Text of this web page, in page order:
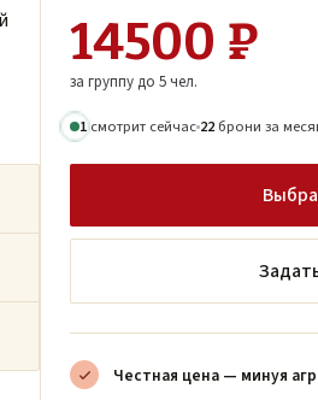
14500 ₽
за группу до 5 чел.
1 смотрит сейчас 22 брони за
Честная цена — минуя